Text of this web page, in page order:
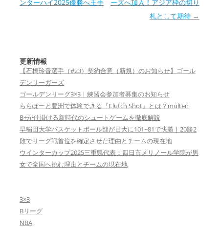
ンターハイ2025優勝へ王手
ーズへ加入！アジア枠の切り
札として期待 →
更新情報
【石橋玲音選手（#23）契約合意（新規）のお知らせ】ゴール
デンリーガーズ
ゴールデンリーグ3×3｜練習会参加者募集のお知らせ
ららぽーと豊洲で体験できる『Clutch Shot』とは？molten
B+が仕掛ける新時代のシュートゲームを徹底解説
早稲田大学バスケットボール部が日大に101−81で快勝｜20勝2
敗でリーグ戦首位を確定させた理由とチームの現在地
ウインターカップ2025三重県代表：四日市メリノール学院が男
女で全国へ挑む理由とチームの現在地
3×3
Bリーグ
NBA